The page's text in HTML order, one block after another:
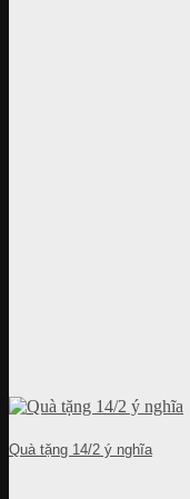
Quà tặng 14/2 ý nghĩa